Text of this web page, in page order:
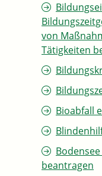
von
Tätigkeiten
Bioabfall
beantragen